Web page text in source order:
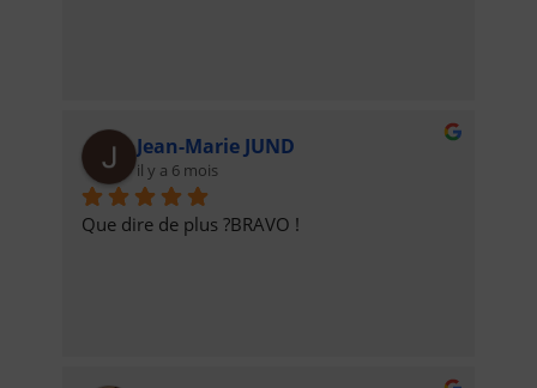
Jean-Marie JUND
il y a 6 mois
Que dire de plus ?BRAVO !